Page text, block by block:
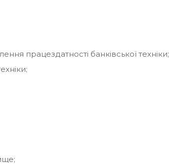
працездатності банківської техніки;